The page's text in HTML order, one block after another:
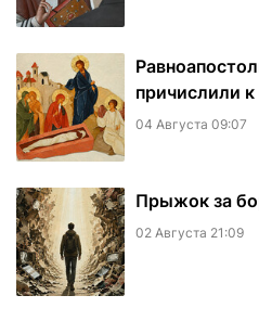
причислили
04 Августа 09:07
​Прыжок за
02 Августа 21:09